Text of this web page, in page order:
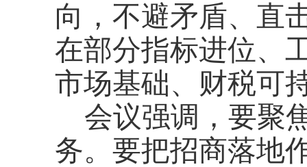
向，不避矛盾、直
在部分指标进位、
市场基础、财税可
会议强调，要聚
务。要把招商落地